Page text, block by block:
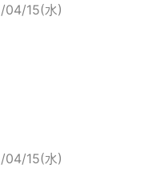
04/15(水)
04/15(水)